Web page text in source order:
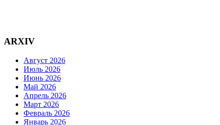
ARXIV
Август 2026
Июль 2026
Июнь 2026
Май 2026
Апрель 2026
Март 2026
Февраль 2026
Январь 2026